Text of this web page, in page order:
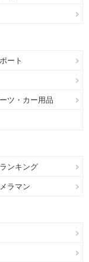
ート
ツ・カー用品
ンキング
ラマン